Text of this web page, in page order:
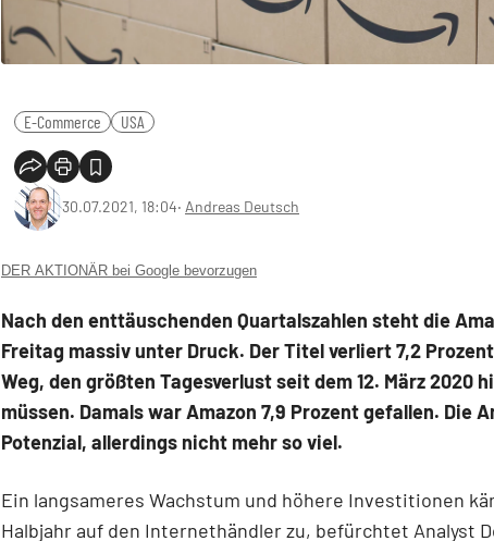
E-Commerce USA
30.07.2021, 18:04‧ Andreas Deutsch
DER AKTIONÄR bei Google bevorzugen
Nach den enttäuschenden Quartalszahlen steht die
Freitag massiv unter Druck. Der Titel verliert 7,2
Weg, den größten Tagesverlust seit dem 12. März 2020
müssen. Damals war Amazon 7,9 Prozent gefallen. Die
Potenzial, allerdings nicht mehr so viel.
Ein langsameres Wachstum und höhere Investitionen
Halbjahr auf den Internethändler zu, befürchtet Analyst